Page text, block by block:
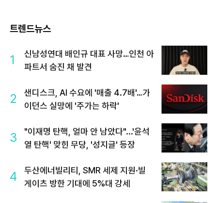
트렌드뉴스
1
신남성연대 배인규 대표 사망…인천 아
파트서 숨진 채 발견
2
샌디스크, AI 수요에 '매출 4.7배'…가
이던스 실망에 '주가는 하락'
3
"이재명 탄핵, 얼마 안 남았다"...'윤석
열 탄핵' 맞힌 무당, '성지글' 등장
4
두산에너빌리티, SMR 세제 지원·빌
게이츠 방한 기대에 5%대 강세